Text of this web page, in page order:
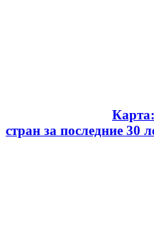
стран за последние 30